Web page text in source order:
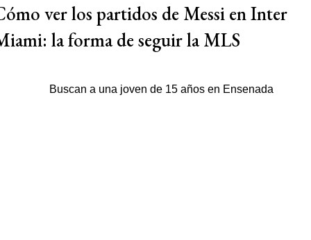
ver los partidos de Messi en Inter
la forma de seguir la MLS